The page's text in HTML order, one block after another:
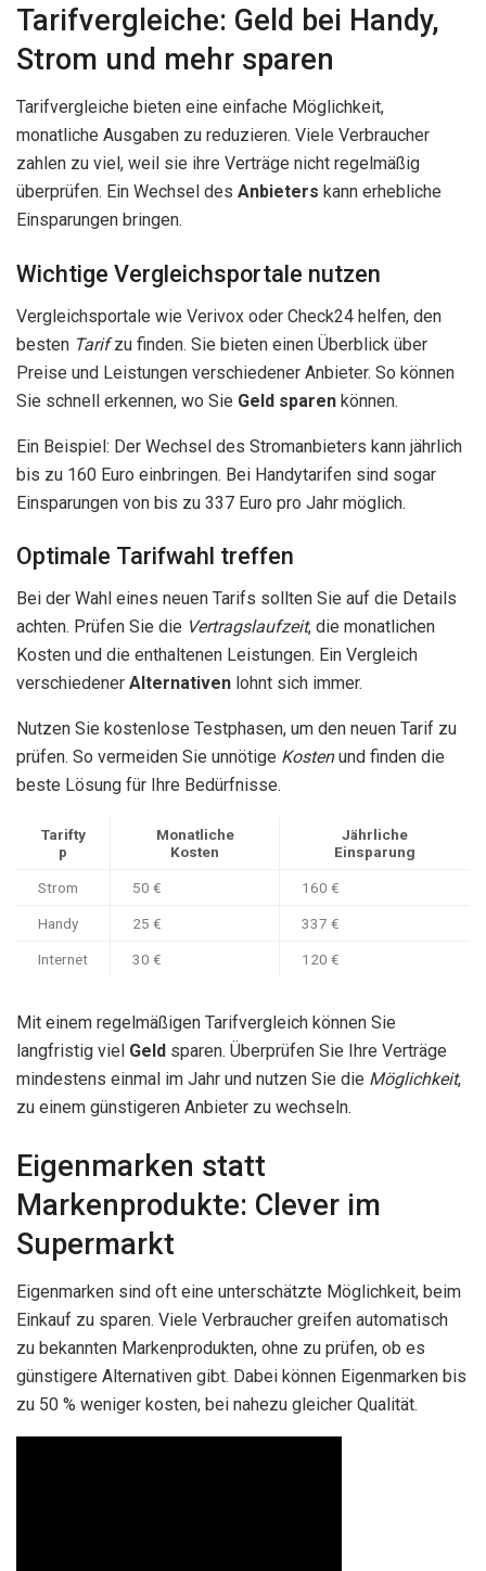
Tarifvergleiche: Geld bei Handy,
Strom und mehr sparen
Tarifvergleiche bieten eine einfache Möglichkeit,
monatliche Ausgaben zu reduzieren. Viele Verbraucher
zahlen zu viel, weil sie ihre Verträge nicht regelmäßig
überprüfen. Ein Wechsel des Anbieters kann erhebliche
Einsparungen bringen.
Wichtige Vergleichsportale nutzen
Vergleichsportale wie Verivox oder Check24 helfen, den
besten Tarifzu finden. Sie bieten einen Überblick über
Preise und Leistungen verschiedener Anbieter. So können
Sie schnell erkennen, wo Sie Geld sparen können.
Ein Beispiel: Der Wechsel des Stromanbieters kann jährlich
bis zu 160 Euro einbringen. Bei Handytarifen sind sogar
Einsparungen von bis zu 337 Euro pro Jahr möglich.
Optimale Tarifwahl treffen
Bei der Wahl eines neuen Tarifs sollten Sie auf die Details
achten. Prüfen Sie die Vertragslaufzeit, die monatlichen
Kosten und die enthaltenen Leistungen. Ein Vergleich
verschiedener Alternativen lohnt sich immer.
Nutzen Sie kostenlose Testphasen, um den neuen Tarif zu
prüfen. So vermeiden Sie unnötige Kostenund finden die
beste Lösung für Ihre Bedürfnisse.
Tarifty
p
Monatliche
Kosten
Jährliche
Einsparung
Strom 50 € 160 €
Handy 25 € 337 €
Internet 30 € 120 €
Mit einem regelmäßigen Tarifvergleich können Sie
langfristig viel Geld sparen. Überprüfen Sie Ihre Verträge
mindestens einmal im Jahr und nutzen Sie die Möglichkeit,
zu einem günstigeren Anbieter zu wechseln.
Eigenmarken statt
Markenprodukte: Clever im
Supermarkt
Eigenmarken sind oft eine unterschätzte Möglichkeit, beim
Einkauf zu sparen. Viele Verbraucher greifen automatisch
zu bekannten Markenprodukten, ohne zu prüfen, ob es
günstigere Alternativen gibt. Dabei können Eigenmarken bis
zu 50 % weniger kosten, bei nahezu gleicher Qualität.